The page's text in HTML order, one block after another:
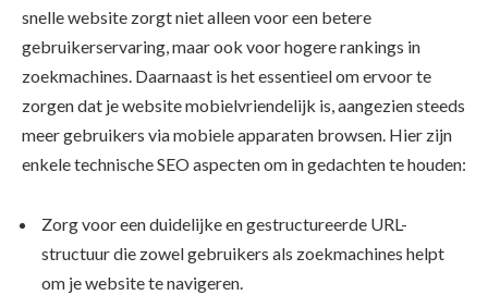
snelle website zorgt niet alleen voor een betere
gebruikerservaring, maar ook voor hogere rankings in
zoekmachines. Daarnaast is het essentieel om ervoor te
zorgen dat je website mobielvriendelijk is, aangezien steeds
meer gebruikers via mobiele apparaten browsen. Hier zijn
enkele technische SEO aspecten om in gedachten te houden:
Zorg voor een duidelijke en gestructureerde URL-
structuur die zowel gebruikers als zoekmachines helpt
om je website te navigeren.